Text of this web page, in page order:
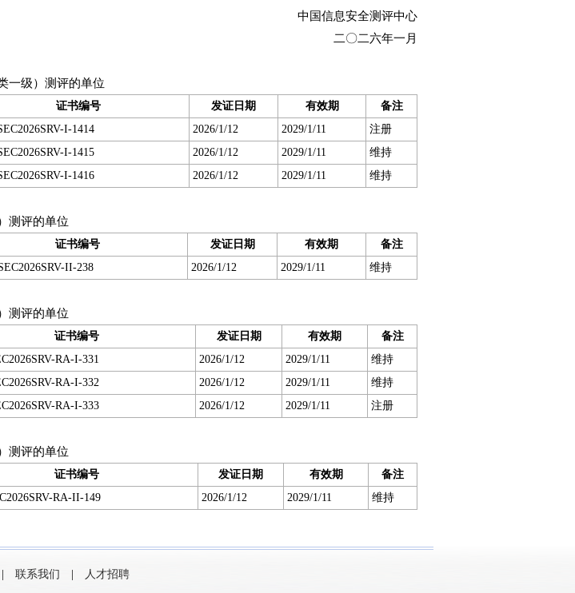
中国信息安全测评中心
二〇二六年一月
一级）测评的单位
证书编号 发证日期 有效期
备注
I-1414 2026/1/12 2029/1/11
注册
I-1415 2026/1/12 2029/1/11
维持
I-1416 2026/1/12 2029/1/11 维持
测评的单位
证书编号 发证日期 有效期
备注
II-238 2026/1/12 2029/1/11 维持
测评的单位
证书编号 发证日期 有效期
备注
RA-I-331 2026/1/12 2029/1/11
维持
RA-I-332 2026/1/12 2029/1/11
维持
RA-I-333 2026/1/12 2029/1/11 注册
测评的单位
证书编号 发证日期 有效期
备注
RA-II-149 2026/1/12 2029/1/11 维持
联系我们 人才招聘